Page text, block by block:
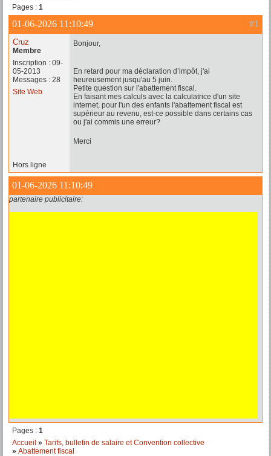
Pages : 1
#1
01-06-2026 11:10:49
Cruz
Membre
Inscription : 09-
05-2013
Messages : 28
Site Web
Bonjour,
En retard pour ma déclaration d’impôt, j'ai
heureusement jusqu'au 5 juin.
Petite question sur l'abattement fiscal.
En faisant mes calculs avec la calculatrice d'un site
internet, pour l'un des enfants l'abattement fiscal est
supérieur au revenu, est-ce possible dans certains cas
ou j'ai commis une erreur?
Merci
Hors ligne
01-06-2026 11:10:49
partenaire publicitaire:
Pages : 1
Accueil » Tarifs, bulletin de salaire et Convention collective
» Abattement fiscal